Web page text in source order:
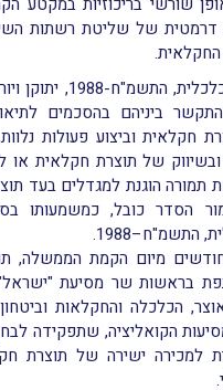
דרמטית של שליטת רשתות
חוק התחרות הכלכלית,
ביניהם בהסכמים
חקלאית וביצוע פעולות
ובשיווק של תוצרת חקלאית
תמורה הוגנת למגדלים בעד
התשמ"ח–1988.
מיום הקמת הממשלה,
בראשות שר מסיעת
הכלכלה והחקלאות
הקואליציה, שתפקידה
למכירה ישירה של תוצרת